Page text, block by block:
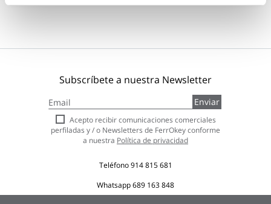
Subscríbete a nuestra Newsletter
a
nuestro
boletín
de
Enviar
Acepto recibir comunicaciones comerciales
perfiladas y / o Newsletters de FerrOkey conforme
a nuestra Política de privacidad
Teléfono914 815 681
Whatsapp689 163 848